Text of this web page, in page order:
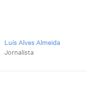
Luís Alves Almeida
Jornalista